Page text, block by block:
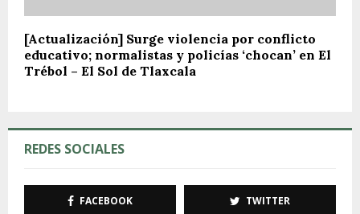
[Actualización] Surge violencia por conflicto
educativo; normalistas y policías ‘chocan’ en El
Trébol – El Sol de Tlaxcala
REDES SOCIALES
FACEBOOK TWITTER